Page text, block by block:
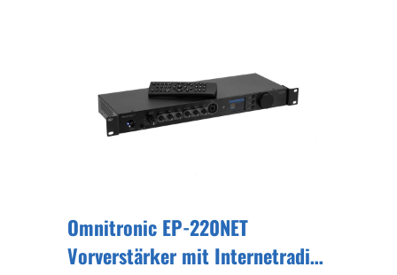
Omnitronic EP-220NET
Vorverstärker mit Internetradio,